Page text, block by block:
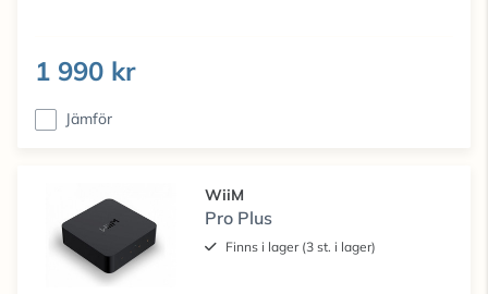
1 990 kr
Jämför
WiiM
Pro Plus
Finns i lager (3 st. i lager)